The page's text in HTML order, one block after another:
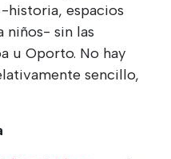
espacios
niños- sin las
u Oporto. No hay
sencillo,